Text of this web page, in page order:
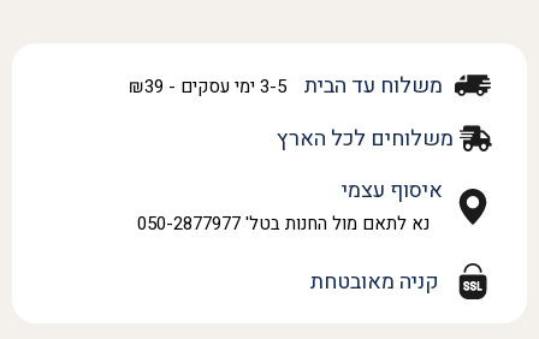
משלוח עד הבית 3-5 ימי עסקים - ₪39
משלוחים לכל הארץ
איסוף עצמי
נא לתאם מול החנות בטל' 050-2877977
קניה מאובטחת